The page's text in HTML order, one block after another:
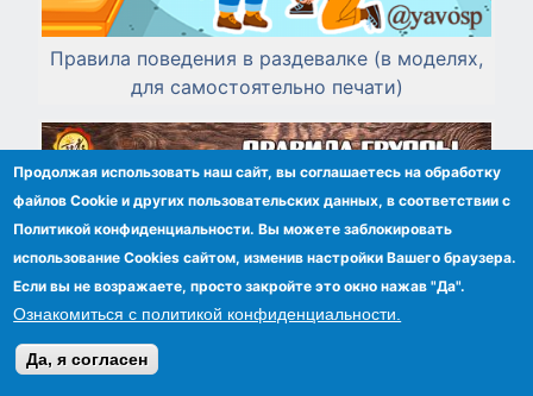
Правила поведения в раздевалке (в моделях,
для самостоятельно печати)
Продолжая использовать наш сайт, вы соглашаетесь на обработку
файлов Сookie и других пользовательских данных, в соответствии с
Политикой конфиденциальности. Вы можете заблокировать
использование Cookies сайтом, изменив настройки Вашего браузера.
Если вы не возражаете, просто закройте это окно нажав "Да".
Ознакомиться с политикой конфиденциальности.
Да, я согласен